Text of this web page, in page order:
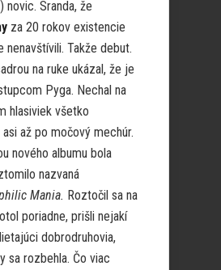
novic. Sranda, že
za 20 rokov existencie
nenavštívili. Takže debut.
na ruke ukázal, že je
Pyga. Nechal na
hlasiviek všetko
až po močový mechúr.
nového albumu bola
nazvaná
Mania. Roztočil sa na
poriadne, prišli nejakí
dobrodruhovia,
sa rozbehla. Čo viac